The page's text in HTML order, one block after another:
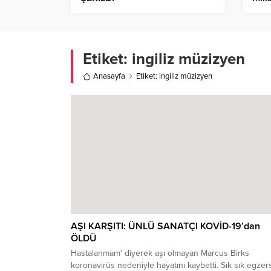
Etiket: ingiliz müzizyen
Anasayfa Etiket: ingiliz müzizyen
AŞI KARŞITI: ÜNLÜ SANATÇI KOVİD-19’dan
ÖLDÜ
Hastalanmam’ diyerek aşı olmayan Marcus Birks
koronavirüs nedeniyle hayatını kaybetti. Sık sık